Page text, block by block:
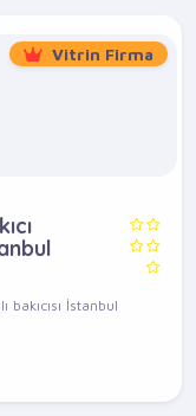
Vitrin Firma
İstanbul